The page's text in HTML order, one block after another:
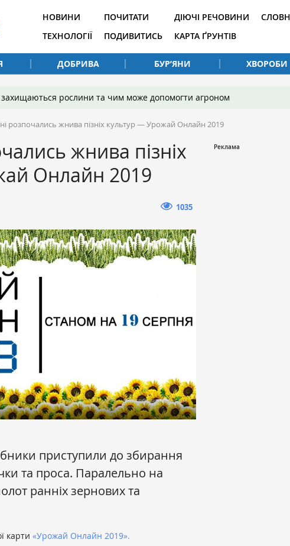
НОВИНИ
ТЕХНОЛОГІЇ
ПОЧИТАТИ
ПОДИВИТИСЬ
ДІЮЧІ РЕЧОВИНИ
КАРТА ҐРУНТІВ
ДОБРИВА БУР’ЯНИ ХВОРОБИ
захищаються рослини та чим може допомогти агроном
розпочались жнива пізніх культур — Урожай Онлайн 2019
жнива пізніх
Онлайн 2019
1035
приступили до збирання
та проса. Паралельно на
ранніх зернових та
карти «Урожай Онлайн 2019».